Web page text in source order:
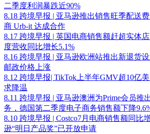
二季度利润暴跌近90%
8.18 跨境早报 | 亚马逊推出销售旺季配送
商 Urb-it 达成合作
8.17 跨境早报 | 英国电商销售额赶超实体店
度营收同比增长5.1%
8.16 跨境早报 | 亚马逊欧洲站推出新退货
邮政价格上涨
8.12 跨境早报| TikTok上半年GMV超10亿
求降温
8.11 跨境早报 | 亚马逊澳洲为Prime会员推
务，德国第二季度电子商务销售额下降
8.10 跨境早报 | Costco7月电商销售额同比
逊“明日产品奖”已开放申请